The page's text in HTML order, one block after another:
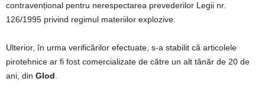
contravențional pentru nerespectarea prevederilor Legii nr.
126/1995 privind regimul materiilor explozive.
Ulterior, în urma verificărilor efectuate, s-a stabilit că articolele
pirotehnice ar fi fost comercializate de către un alt tânăr de 20 de
ani, din Glod.